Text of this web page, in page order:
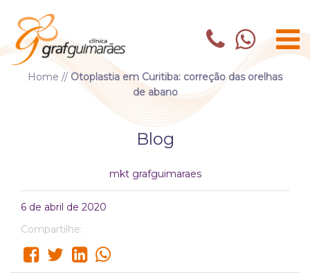
Home // Otoplastia em Curitiba: correção das orelhas
de abano
Blog
mkt grafguimaraes
6 de abril de 2020
Compartilhe: